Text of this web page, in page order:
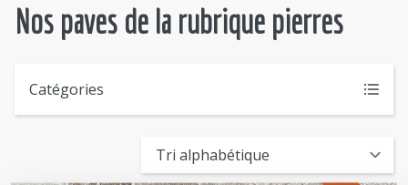
Nos paves de la rubrique pierres
Catégories